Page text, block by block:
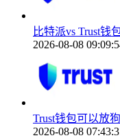
比特派vs Trust钱
2026-08-08
Trust钱包可以放
2026-08-08